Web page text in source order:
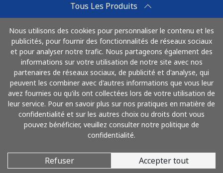
Tous Les Produits
Nous utilisons des cookies pour personnaliser le contenu et les
publicités, pour fournir des fonctionnalités de réseaux sociaux
et pour analyser notre trafic. Nous partageons également des
informations sur votre utilisation de notre site avec nos
partenaires de réseaux sociaux, de publicité et d'analyse, qui
peuvent les combiner avec d'autres informations que vous leur
avez fournies ou qu'ils ont collectées lors de votre utilisation de
leur service. Pour en savoir plus sur nos pratiques en matière de
confidentialité et sur les autres choix ou droits dont vous
pouvez bénéficier, veuillez consulter notre politique de
confidentialité.
Refuser Accepter tout
Achetez
Mode de fonctionnement
Payez avec
© 2026 AlloFrance